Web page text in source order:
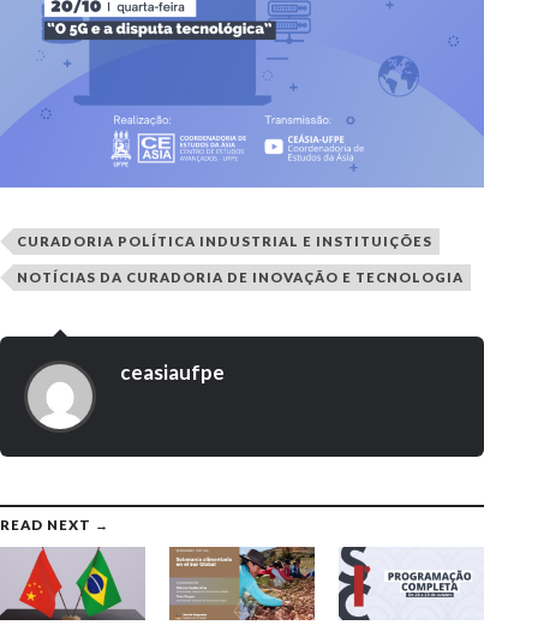
CURADORIA POLÍTICA INDUSTRIAL E INSTITUIÇÕES
NOTÍCIAS DA CURADORIA DE INOVAÇÃO E TECNOLOGIA
ceasiaufpe
READ NEXT →